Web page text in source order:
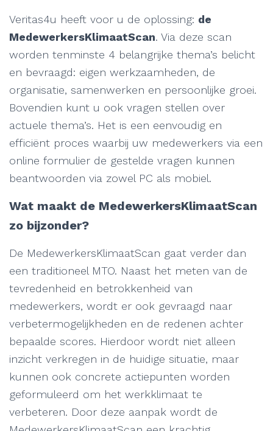
Veritas4u heeft voor u de oplossing: de
MedewerkersKlimaatScan. Via deze scan
worden tenminste 4 belangrijke thema’s belicht
en bevraagd: eigen werkzaamheden, de
organisatie, samenwerken en persoonlijke groei.
Bovendien kunt u ook vragen stellen over
actuele thema’s. Het is een eenvoudig en
efficiënt proces waarbij uw medewerkers via een
online formulier de gestelde vragen kunnen
beantwoorden via zowel PC als mobiel.
Wat maakt de MedewerkersKlimaatScan
zo bijzonder?
De MedewerkersKlimaatScan gaat verder dan
een traditioneel MTO. Naast het meten van de
tevredenheid en betrokkenheid van
medewerkers, wordt er ook gevraagd naar
verbetermogelijkheden en de redenen achter
bepaalde scores. Hierdoor wordt niet alleen
inzicht verkregen in de huidige situatie, maar
kunnen ook concrete actiepunten worden
geformuleerd om het werkklimaat te
verbeteren. Door deze aanpak wordt de